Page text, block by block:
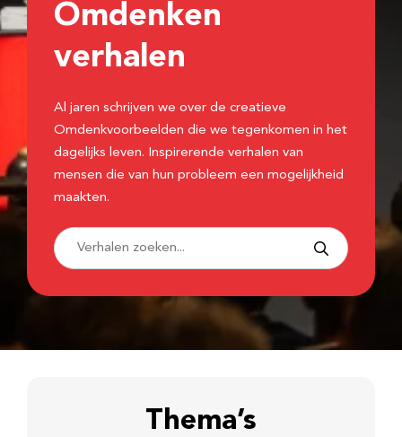
Omdenken
verhalen
Al jaren schrijven we over de creatieve
Omdenkvoorbeelden die we tegenkomen in het
dagelijks leven. Inspirerende verhalen van
mensen die van hun probleem een mogelijkheid
maakten.
Thema’s